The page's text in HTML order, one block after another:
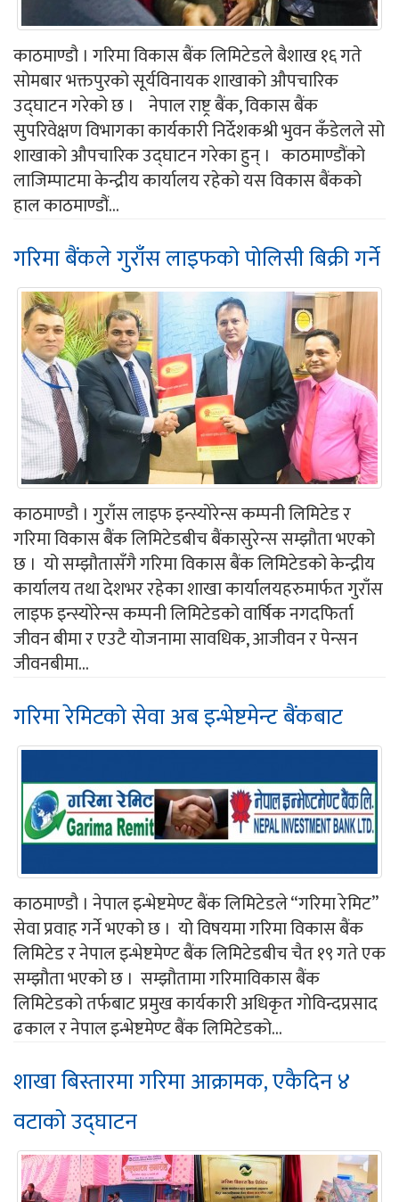
काठमाण्डौ । गरिमा विकास बैंक लिमिटेडले बैशाख १६ गते
सोमबार भक्तपुरको सूर्यविनायक शाखाको औपचारिक
उद्घाटन गरेको छ । नेपाल राष्ट्र बैंक, विकास बैंक
सुपरिवेक्षण विभागका कार्यकारी निर्देशकश्री भुवन कँडेलले सो
शाखाको औपचारिक उद्घाटन गरेका हुन् । काठमाण्डौंको
लाजिम्पाटमा केन्द्रीय कार्यालय रहेको यस विकास बैंकको
हाल काठमाण्डौं...
गरिमा बैंकले गुराँस लाइफको पोलिसी बिक्री गर्ने
काठमाण्डौ । गुराँस लाइफ इन्स्योरेन्स कम्पनी लिमिटेड र
गरिमा विकास बैंक लिमिटेडबीच बैंकासुरेन्स सम्झौता भएको
छ । यो सम्झौतासँगै गरिमा विकास बैंक लिमिटेडको केन्द्रीय
कार्यालय तथा देशभर रहेका शाखा कार्यालयहरुमार्फत गुराँस
लाइफ इन्स्योरेन्स कम्पनी लिमिटेडको वार्षिक नगदफिर्ता
जीवन बीमा र एउटै योजनामा सावधिक, आजीवन र पेन्सन
जीवनबीमा...
गरिमा रेमिटको सेवा अब इन्भेष्टमेन्ट बैंकबाट
काठमाण्डौ । नेपाल इन्भेष्टमेण्ट बैंक लिमिटेडले “गरिमा रेमिट’’
सेवा प्रवाह गर्ने भएको छ । यो विषयमा गरिमा विकास बैंक
लिमिटेड र नेपाल इन्भेष्टमेण्ट बैंक लिमिटेडबीच चैत १९ गते एक
सम्झौता भएको छ । सम्झौतामा गरिमाविकास बैंक
लिमिटेडको तर्फबाट प्रमुख कार्यकारी अधिकृत गोविन्दप्रसाद
ढकाल र नेपाल इन्भेष्टमेण्ट बैंक लिमिटेडको...
शाखा बिस्तारमा गरिमा आक्रामक, एकैदिन ४
वटाको उद्घाटन